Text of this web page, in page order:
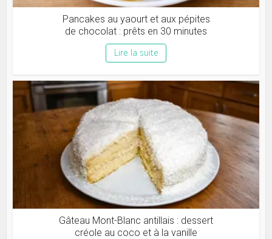
Pancakes au yaourt et aux pépites
de chocolat : prêts en 30 minutes
Lire la suite
Gâteau Mont-Blanc antillais : dessert
créole au coco et à la vanille